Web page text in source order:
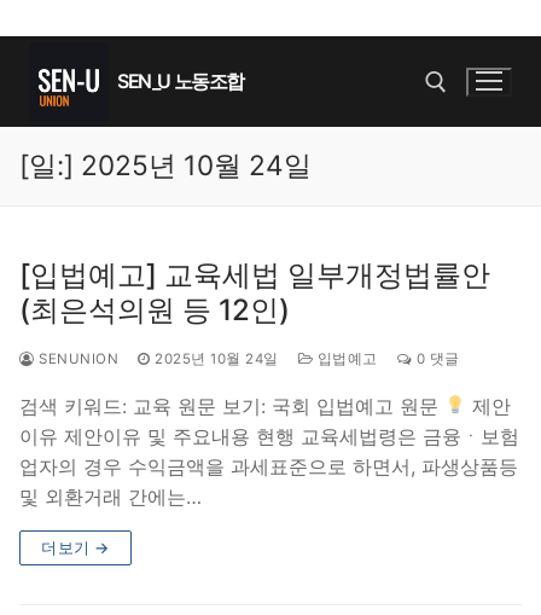
SEN_U 노동조합
검색 :
[일:] 2025년 10월 24일
[입법예고] 교육세법 일부개정법률안
(최은석의원 등 12인)
SENUNION 2025년 10월 24일 입법예고 0 댓글
검색 키워드: 교육 원문 보기: 국회 입법예고 원문
제안
이유 제안이유 및 주요내용 현행 교육세법령은 금융ㆍ보험
업자의 경우 수익금액을 과세표준으로 하면서, 파생상품등
및 외환거래 간에는…
더보기 →